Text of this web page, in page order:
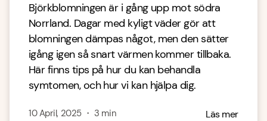
Björkblomningen är i gång upp mot södra
Norrland. Dagar med kyligt väder gör att
blomningen dämpas något, men den sätter
igång igen så snart värmen kommer tillbaka.
Här finns tips på hur du kan behandla
symtomen, och hur vi kan hjälpa dig.
10 April, 2025・ 3 min Läs mer